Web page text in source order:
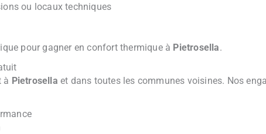
ou locaux techniques
pour gagner en confort thermique à Pietrosella.
à Pietrosella et dans toutes les communes voisines. Nos